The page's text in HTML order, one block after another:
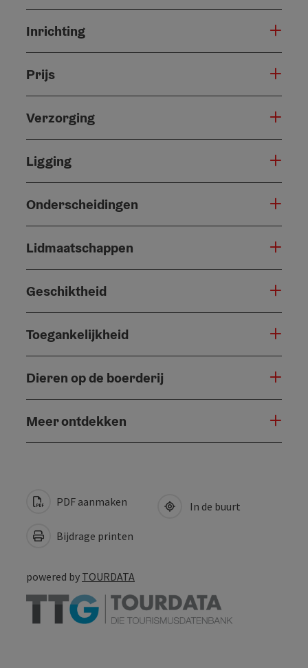
Inrichting
Prijs
Verzorging
Ligging
Onderscheidingen
Lidmaatschappen
Geschiktheid
Toegankelijkheid
Dieren op de boerderij
Meer ontdekken
PDF aanmaken
Bijdrage printen
In de buurt
powered by TOURDATA